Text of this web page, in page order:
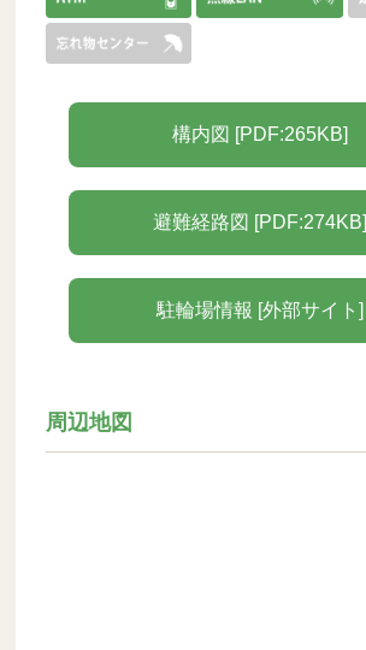
構内図 [PDF:265KB]
避難経路図 [PDF:274KB]
駐輪場情報 [外部サイト]
周辺地図